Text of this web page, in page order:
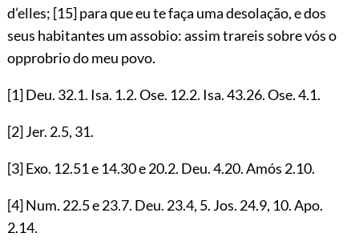
d’elles; [15]para que eu te faça uma desolação, e dos
seus habitantes um assobio: assim trareis sobre vós o
opprobrio do meu povo.
[1]Deu. 32.1. Isa. 1.2. Ose. 12.2. Isa.43.26. Ose.4.1.
[2]Jer. 2.5, 31.
[3]Exo. 12.51e 14.30e20.2. Deu.4.20. Amós 2.10.
[4]Num. 22.5e23.7. Deu. 23.4, 5. Jos. 24.9, 10. Apo.
2.14.